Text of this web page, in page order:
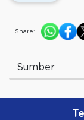
Share:
Sumber